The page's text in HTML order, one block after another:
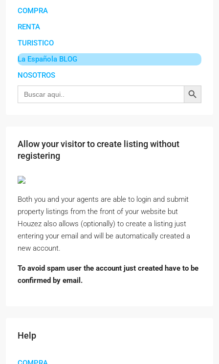
COMPRA
RENTA
TURISTICO
La Española BLOG
NOSOTROS
Buscar:
Botón de
Allow your visitor to create listing without
registering
Both you and your agents are able to login and submit
property listings from the front of your website but
Houzez also allows (optionally) to create a listing just
entering your email and will be automatically created a
new account.
To avoid spam user the account just created have to be
confirmed by email.
Help